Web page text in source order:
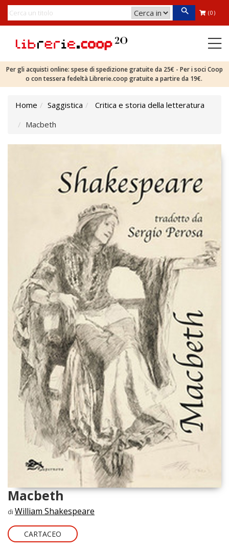
(0)
Per gli acquisti online: spese di spedizione gratuite da 25€ - Per i soci Coop
o con tessera fedeltà Librerie.coop gratuite a partire da 19€.
Home Saggistica
Critica e storia della letteratura
Macbeth
Macbeth
di William Shakespeare
CARTACEO